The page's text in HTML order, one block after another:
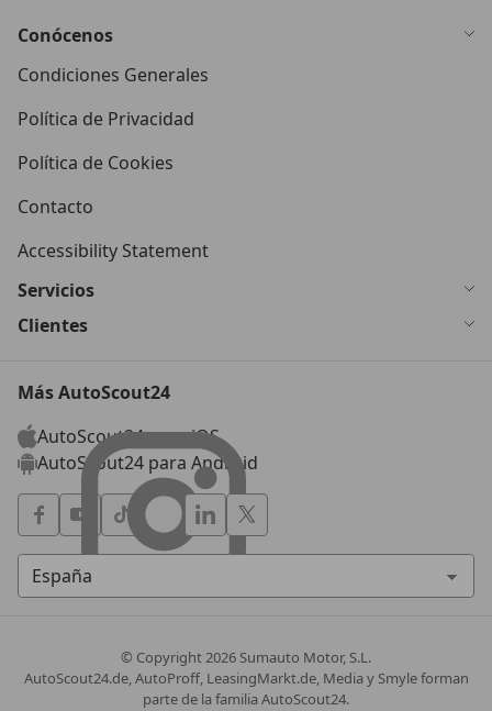
Conócenos
Condiciones Generales
Política de Privacidad
Política de Cookies
Contacto
Accessibility Statement
Servicios
Clientes
Más AutoScout24
AutoScout24 para iOS
AutoScout24 para Android
© Copyright2026 Sumauto Motor, S.L.
AutoScout24.de, AutoProff, LeasingMarkt.de, Media y Smyle forman
parte de la familia AutoScout24.